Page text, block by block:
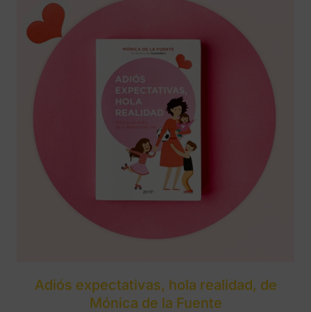
Adiós expectativas, hola realidad, de
Mónica de la Fuente